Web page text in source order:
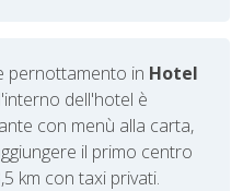
pernottamento in Hotel
dell'hotel è
con menù alla carta,
il primo centro
km con taxi privati.